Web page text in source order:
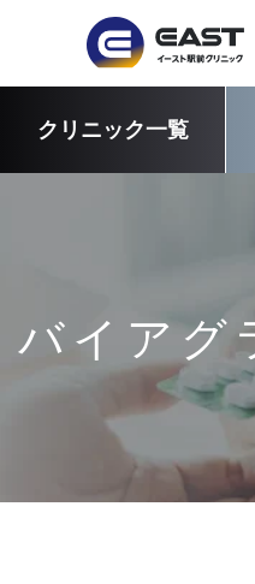
クリニック一覧
バイアグ